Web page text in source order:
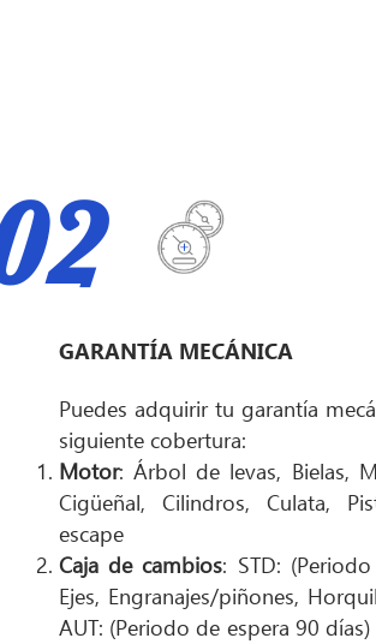
GARANTÍA MECÁNICA
Puedes adquirir tu garantía
siguiente cobertura:
Motor: Árbol de levas, Bielas,
Cigüeñal, Cilindros, Culata,
escape
Caja de cambios: STD:
Ejes, Engranajes/piñones,
AUT: (Periodo de espera 90